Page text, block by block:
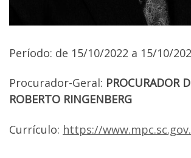
Período: de 15/10/2022 a 15/10/
Procurador-Geral: PROCURADOR
ROBERTO RINGENBERG
Currículo: https://